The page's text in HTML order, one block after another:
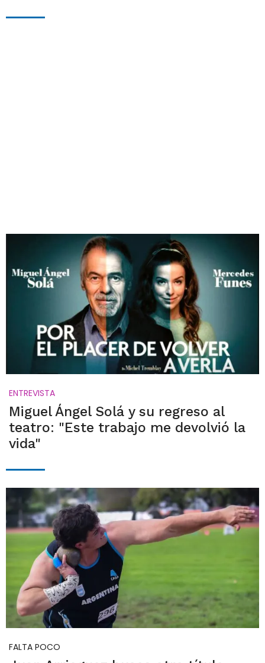
ENTREVISTA
Miguel Ángel Solá y su regreso al
teatro: "Este trabajo me devolvió la
vida"
FALTA POCO